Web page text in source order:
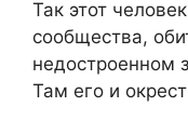
Так этот
сообщества,
недостроенном
Там его и